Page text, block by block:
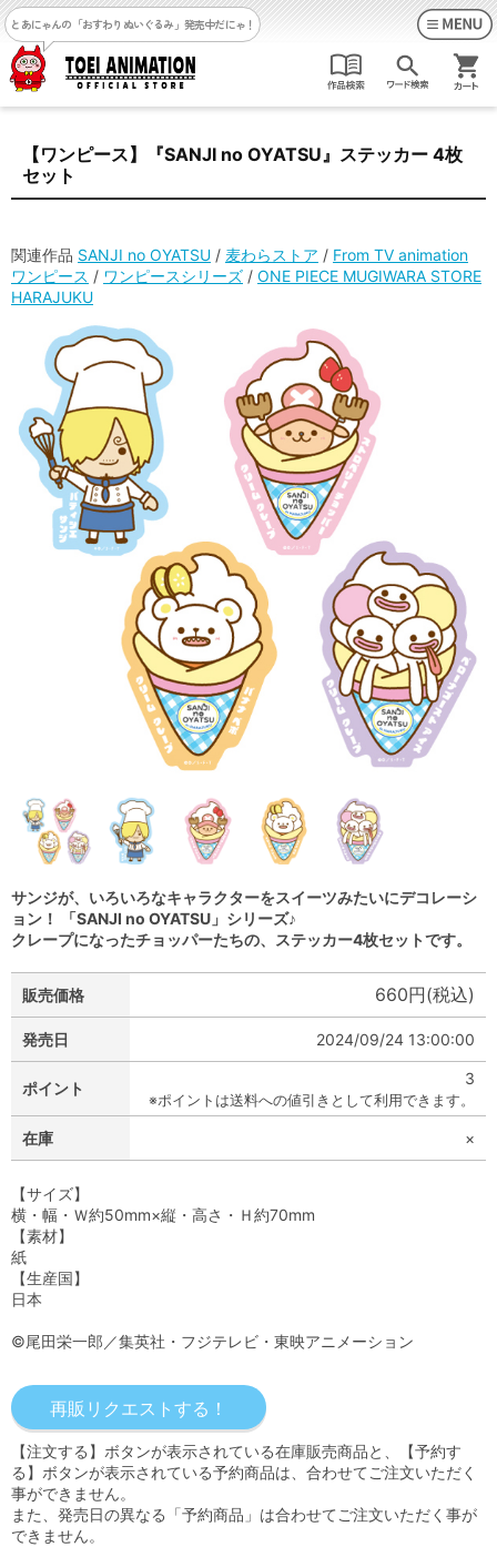
とあにゃんの「おすわりぬいぐるみ」発売中だにゃ！
【ワンピース】『SANJI no OYATSU』ステッカー 4枚
セット
関連作品 SANJI no OYATSU / 麦わらストア / From TV animation
ワンピース / ワンピースシリーズ / ONE PIECE MUGIWARA STORE
HARAJUKU
サンジが、いろいろなキャラクターをスイーツみたいにデコレーシ
ョン！ 「SANJI no OYATSU」シリーズ♪
クレープになったチョッパーたちの、ステッカー4枚セットです。
販売価格 660円(税込)
発売日 2024/09/24 13:00:00
ポイント
3
※ポイントは送料への値引きとして利用できます。
在庫 ×
【サイズ】
横・幅・Ｗ約50mm×縦・高さ・Ｈ約70mm
【素材】
紙
【生産国】
日本
©尾田栄一郎／集英社・フジテレビ・東映アニメーション
【注文する】ボタンが表示されている在庫販売商品と、【予約す
る】ボタンが表示されている予約商品は、合わせてご注文いただく
事ができません。
また、発売日の異なる「予約商品」は合わせてご注文いただく事が
できません。